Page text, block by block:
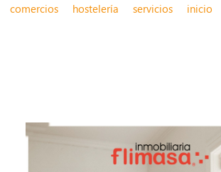
comercios hostelería servicios inicio